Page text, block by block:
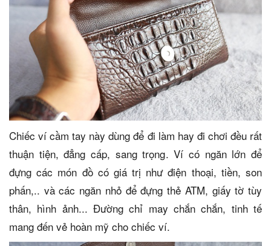
Chiếc ví cầm tay này dùng để đi làm hay đi chơi đều rất
thuận tiện, đẳng cấp, sang trọng. Ví có ngăn lớn để
đựng các món đồ có giá trị như điện thoại, tiền, son
phấn,.. và các ngăn nhỏ để đựng thẻ ATM, giấy tờ tùy
thân, hình ảnh... Đường chỉ may chắn chắn, tinh tế
mang đến vẻ hoàn mỹ cho chiếc ví.